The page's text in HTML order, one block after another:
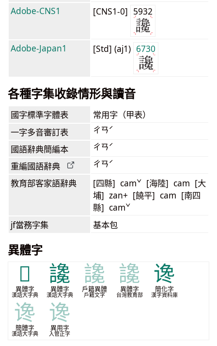
Adobe-CNS1
[CNS1-0] 5932
Adobe-Japan1 [Std] (aj1) 6730
各種字集收錄情形與讀音
國字標準字體表 常用字（甲表）
一字多音審訂表 ㄔㄢˊ
國語辭典簡編本 ㄔㄢˊ
重編國語辭典 ㄔㄢˊ
教育部客家語辭典
[四縣] camˇ [海陸] cam [大
埔] zan+ [饒平] cam [南四
縣] camˇ
jf當務字集 基本包
異體字
𢽝
異體字
漢語大字典
䜛
異體字
漢語大字典
䜛
戶籍異體
戶籍文字
䜛
異體字
台灣教育部
谗
簡化字
漢字資料庫
谗
簡體字
漢語大字典
谗
異用字
入管正字